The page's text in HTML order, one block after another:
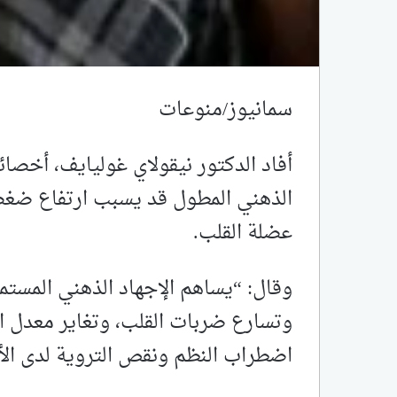
سمانيوز/منوعات
أفاد الدكتور نيقولاي غوليايف،
الذهني المطول قد يسبب ارتفاع
عضلة القلب.
وقال: “يساهم الإجهاد الذهني
وتسارع ضربات القلب، وتغاير
اضطراب النظم ونقص التروية لدى